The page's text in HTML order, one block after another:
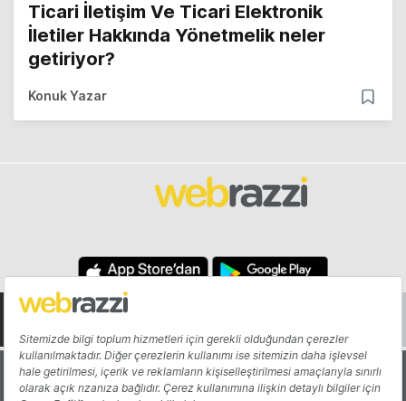
Ticari İletişim Ve Ticari Elektronik
İletiler Hakkında Yönetmelik neler
getiriyor?
Konuk Yazar
Hakkında Yazarlar